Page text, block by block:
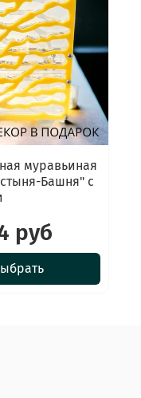
муравьиная
Башня" с
руб